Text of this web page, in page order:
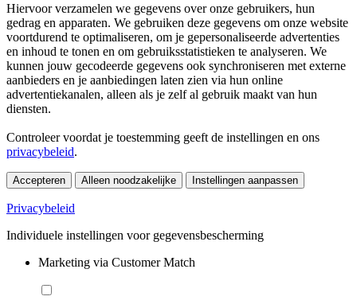
Hiervoor verzamelen we gegevens over onze gebruikers, hun
gedrag en apparaten. We gebruiken deze gegevens om onze website
voortdurend te optimaliseren, om je gepersonaliseerde advertenties
en inhoud te tonen en om gebruiksstatistieken te analyseren. We
kunnen jouw gecodeerde gegevens ook synchroniseren met externe
aanbieders en je aanbiedingen laten zien via hun online
advertentiekanalen, alleen als je zelf al gebruik maakt van hun
diensten.
Controleer voordat je toestemming geeft de instellingen en ons
privacybeleid.
Accepteren Alleen noodzakelijke Instellingen aanpassen
Privacybeleid
Individuele instellingen voor gegevensbescherming
Marketing via Customer Match